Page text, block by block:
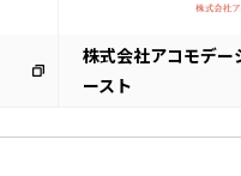
株式会社アコモデー
ースト